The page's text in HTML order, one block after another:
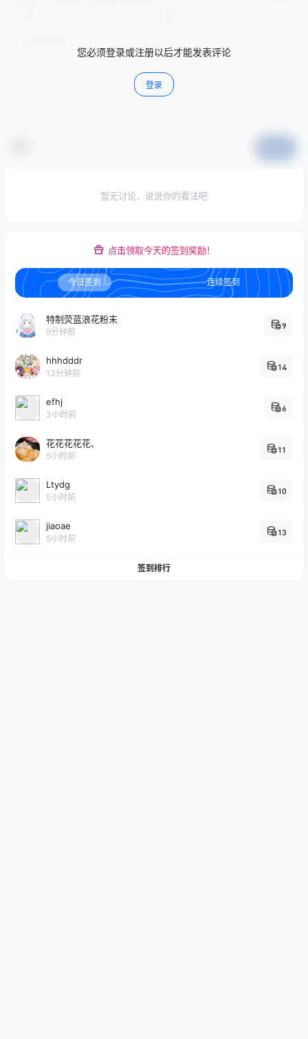
您必须登录或注册以后才能发表评论
登录
暂无讨论，说说你的看法吧
点击领取今天的签到奖励！
今日签到 连续签到
特制荧蓝浪花粉末
9分钟前
9
hhhdddr
13分钟前
14
efhj
3小时前
6
花花花花花、
5小时前
11
Ltydg
5小时前
10
jiaoae
5小时前
13
签到排行